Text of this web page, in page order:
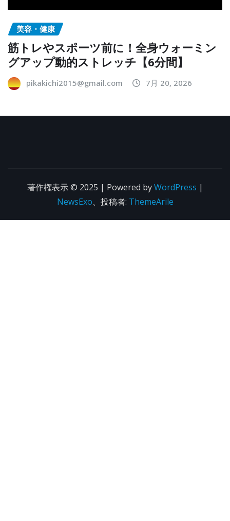
美容・健康
筋トレやスポーツ前に！全身ウォーミン
グアップ動的ストレッチ【6分間】
pikakichi2015@gmail.com 7月 20, 2026
著作権表示 © 2025 | Powered byWordPress |
NewsExo、投稿者: ThemeArile